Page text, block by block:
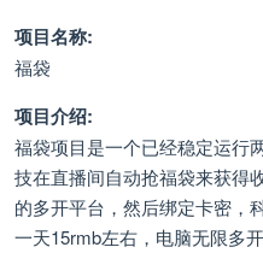
项目名称:
福袋
项目介绍:
福袋项目是一个已经稳定运行
技在直播间自动抢福袋来获得
的多开平台，然后绑定卡密，
一天15rmb左右，电脑无限多